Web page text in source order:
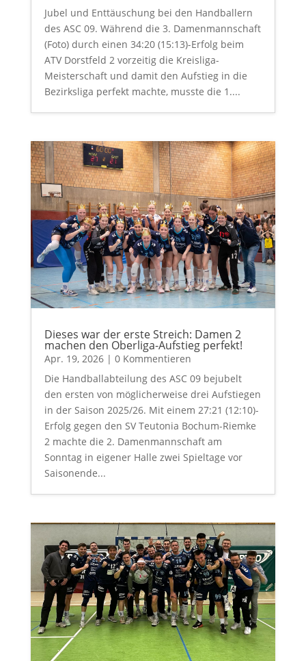
Jubel und Enttäuschung bei den Handballern
des ASC 09. Während die 3. Damenmannschaft
(Foto) durch einen 34:20 (15:13)-Erfolg beim
ATV Dorstfeld 2 vorzeitig die Kreisliga-
Meisterschaft und damit den Aufstieg in die
Bezirksliga perfekt machte, musste die 1....
Dieses war der erste Streich: Damen 2
machen den Oberliga-Aufstieg perfekt!
Apr. 19, 2026| 0 Kommentieren
Die Handballabteilung des ASC 09 bejubelt
den ersten von möglicherweise drei Aufstiegen
in der Saison 2025/26. Mit einem 27:21 (12:10)-
Erfolg gegen den SV Teutonia Bochum-Riemke
2 machte die 2. Damenmannschaft am
Sonntag in eigener Halle zwei Spieltage vor
Saisonende...